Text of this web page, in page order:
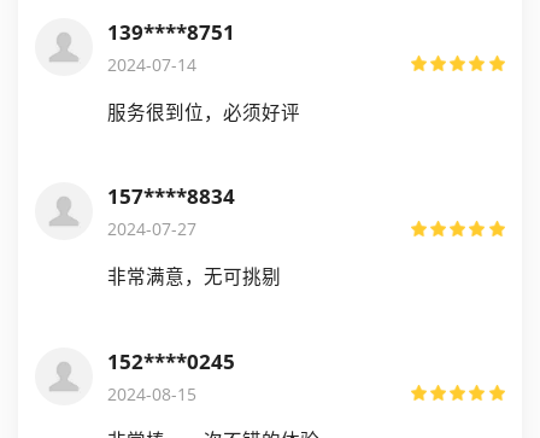
139****8751
2024-07-14
服务很到位，必须好评
157****8834
2024-07-27
非常满意，无可挑剔
152****0245
2024-08-15